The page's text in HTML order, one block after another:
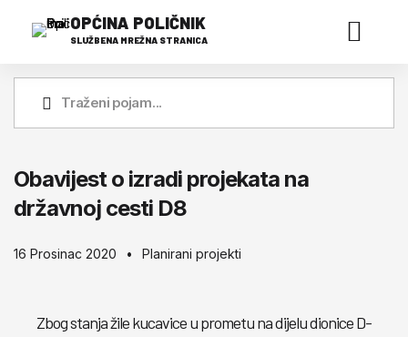
OPĆINA POLIČNIK
SLUŽBENA MREŽNA STRANICA
Obavijest o izradi projekata na
državnoj cesti D8
16 Prosinac 2020 Planirani projekti
Zbog stanja žile kucavice u prometu na dijelu dionice D-